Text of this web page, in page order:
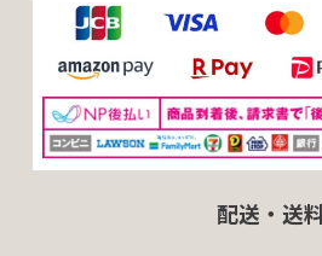
配送・送